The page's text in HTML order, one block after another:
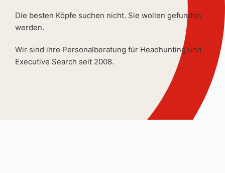
Die besten Köpfe suchen nicht. Sie wollen gefunden
werden.
Wir sind ihre Personalberatung für Headhunting und
Executive Search seit 2008.